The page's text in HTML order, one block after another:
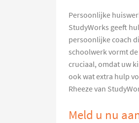
Persoonlijke
StudyWorks geeft
persoonlijke coach
schoolwerk vormt
cruciaal, omdat uw
ook wat extra hulp
Rheeze van
Meld u nu